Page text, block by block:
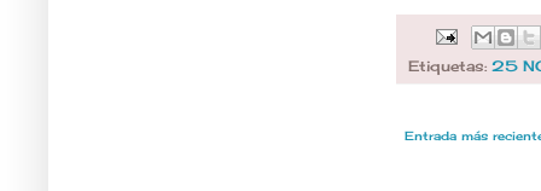
Etiquetas: 25
Entrada más